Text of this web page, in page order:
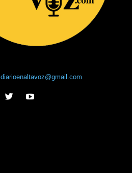
diarioenaltavoz@gmail.com